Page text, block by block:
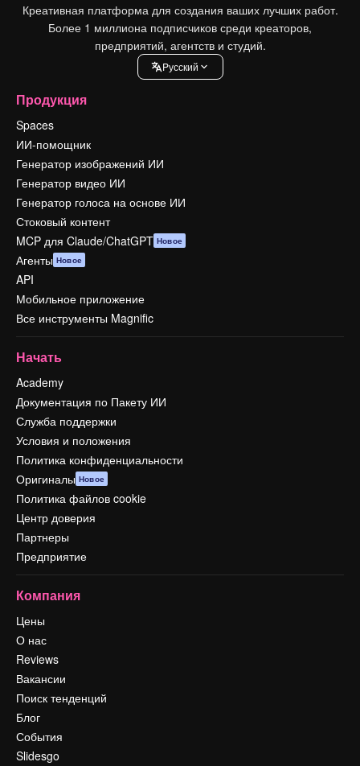
Креативная платформа для создания ваших лучших работ.
Более 1 миллиона подписчиков среди креаторов,
предприятий, агентств и студий.
Pусский
Продукция
Spaces
ИИ-помощник
Генератор изображений ИИ
Генератор видео ИИ
Генератор голоса на основе ИИ
Стоковый контент
MCP для Claude/ChatGPT Новое
Агенты Новое
API
Мобильное приложение
Все инструменты Magnific
Начать
Academy
Документация по Пакету ИИ
Служба поддержки
Условия и положения
Политика конфиденциальности
Оригиналы Новое
Политика файлов cookie
Центр доверия
Партнеры
Предприятие
Компания
Цены
О нас
Reviews
Вакансии
Поиск тенденций
Блог
События
Slidesgo